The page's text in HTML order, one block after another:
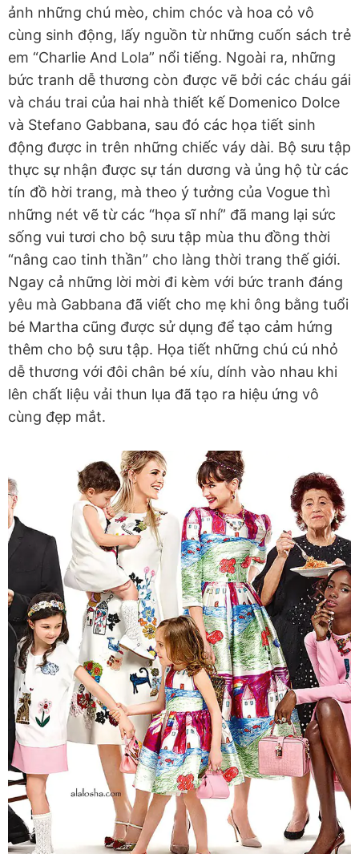
ảnh những chú mèo, chim chóc và hoa cỏ vô
cùng sinh động, lấy nguồn từ những cuốn sách trẻ
em “Charlie And Lola” nổi tiếng. Ngoài ra, những
bức tranh dễ thương còn được vẽ bởi các cháu gái
và cháu trai của hai nhà thiết kế Domenico Dolce
và Stefano Gabbana, sau đó các họa tiết sinh
động được in trên những chiếc váy dài. Bộ sưu tập
thực sự nhận được sự tán dương và ủng hộ từ các
tín đồ hời trang, mà theo ý tưởng của Vogue thì
những nét vẽ từ các “họa sĩ nhí” đã mang lại sức
sống vui tươi cho bộ sưu tập mùa thu đồng thời
“nâng cao tinh thần” cho làng thời trang thế giới.
Ngay cả những lời mời đi kèm với bức tranh đáng
yêu mà Gabbana đã viết cho mẹ khi ông bằng tuổi
bé Martha cũng được sử dụng để tạo cảm hứng
thêm cho bộ sưu tập. Họa tiết những chú cú nhỏ
dễ thương với đôi chân bé xíu, dính vào nhau khi
lên chất liệu vải thun lụa đã tạo ra hiệu ứng vô
cùng đẹp mắt.